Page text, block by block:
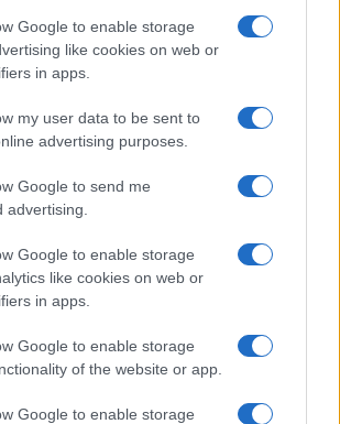
Google to enable storage
like cookies on web or
in apps.
my user data to be sent to
advertising purposes.
Google to send me
advertising.
Google to enable storage
like cookies on web or
in apps.
Google to enable storage
of the website or app.
Google to enable storage
in un più ampio dibattito
luoghi della memoria dellaShoah
legati al conflitto israelo-
riguardato il memoriale di
Germania, dove era stato vietato
all’interno dell’area del campo.
successivamente confermato